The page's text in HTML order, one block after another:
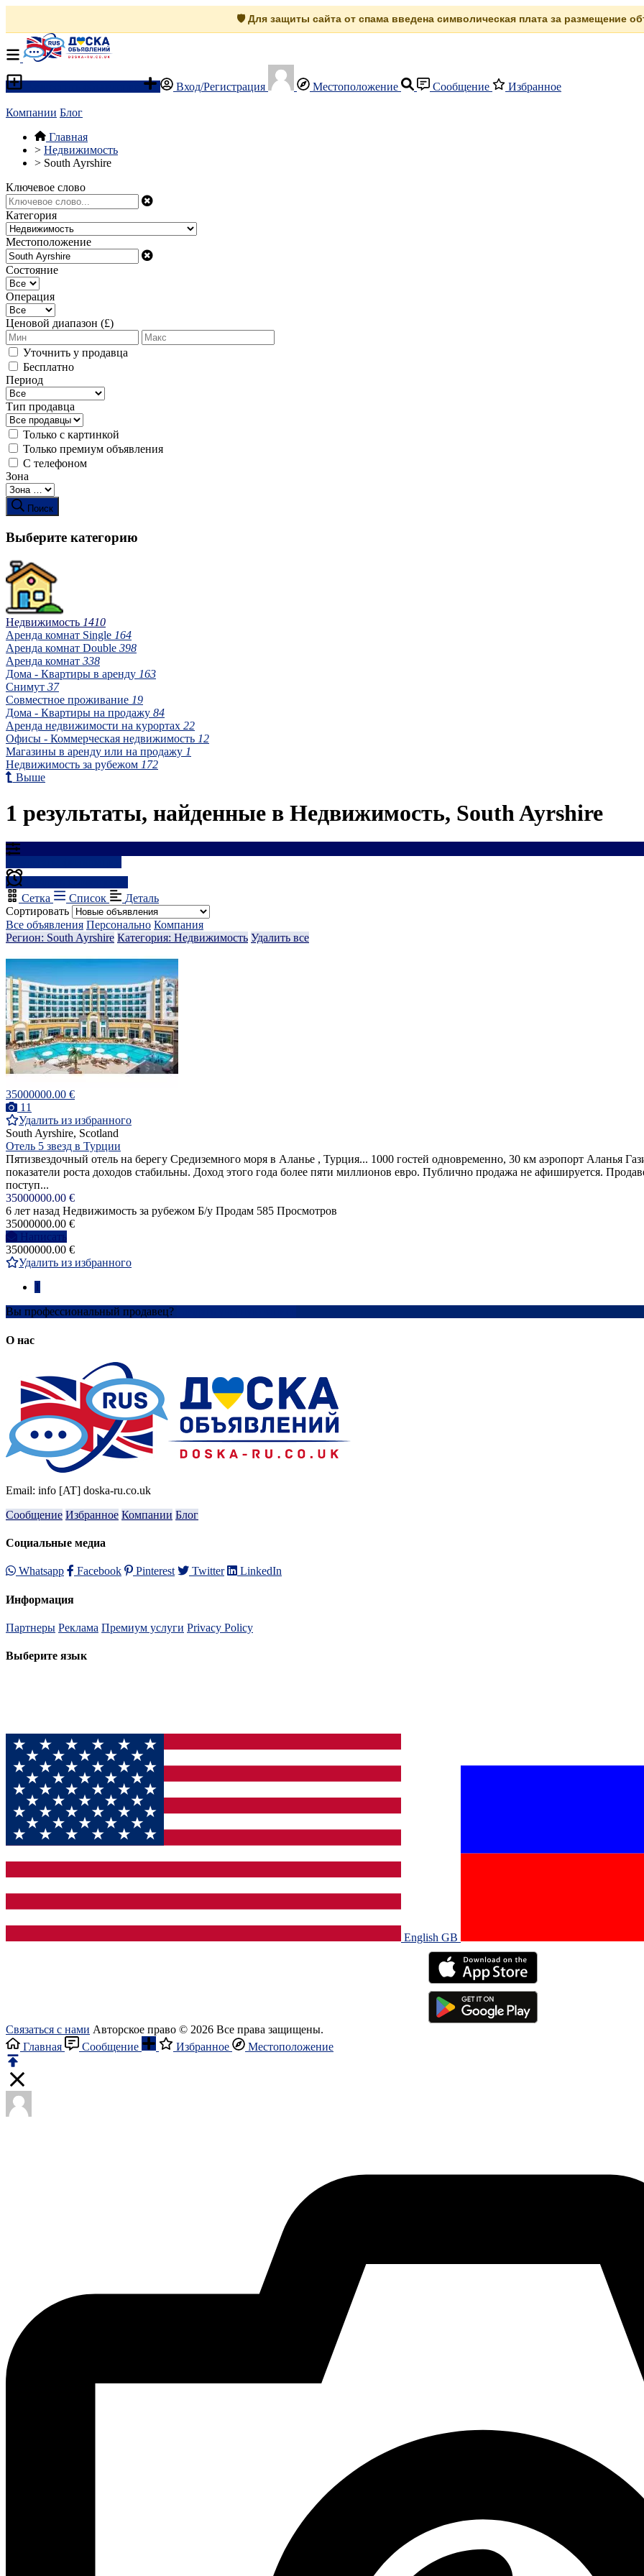
🛡️ Для защиты сайта от спама введена символическая плата за размещение
Вход/Регистрация Местоположение Сообщение Избранное
Компании Блог
Главная
> Недвижимость
> South Ayrshire
Ключевое слово
Категория
Местоположение
Состояние
Операция
Ценовой диапазон (£)
Уточнить у продавца
Бесплатно
Период
Тип продавца
Только с картинкой
Только премиум объявления
С телефоном
Зона
Поиск
Выберите категорию
Недвижимость 1410
Аренда комнат Single 164
Аренда комнат Double 398
Аренда комнат 338
Дома - Квартиры в аренду 163
Снимут 37
Совместное проживание 19
Дома - Квартиры на продажу 84
Аренда недвижимости на курортах 22
Офисы - Коммерческая недвижимость 12
Магазины в аренду или на продажу 1
Недвижимость за рубежом 172
Выше
1 результаты, найденные в Недвижимость, South Ayrshire
Сетка
Список
Деталь
Сортировать
Все объявления Персонально Компания
Регион: South Ayrshire Категория: Недвижимость Удалить все
35000000.00 €
11
Удалить из избранного
South Ayrshire, Scotland
Отель 5 звезд в Турции
Пятизвездочный отель на берегу Средиземного моря в Аланье , Турция... 1000 гостей одновременно, 30 км аэропорт Аланья
показатели роста доходов стабильны. Доход этого года более пяти миллионов евро. Публично продажа не афишируется.
поступ...
35000000.00 €
6 лет назад Недвижимость за рубежом Б/у Продам 585 Просмотров
35000000.00 €
Написать
35000000.00 €
Удалить из избранного
Вы профессиональный продавец?
О нас
Email: info [AT] doska-ru.co.uk
Сообщение Избранное Компании Блог
Социальные медиа
Whatsapp Facebook Pinterest Twitter LinkedIn
Информация
Партнеры Реклама Премиум услуги Privacy Policy
Выберите язык
English GB‎
Связаться с нами Авторское право © 2026 Все права защищены.
Главная
Сообщение Избранное Местоположение